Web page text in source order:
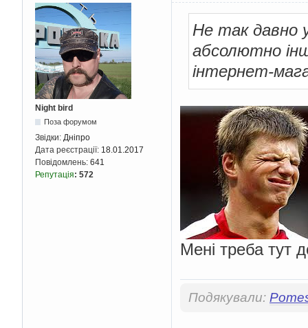
Night bird
Поза форумом
Звідки: Дніпро
Дата реєстрації: 18.01.2017
Повідомлень: 641
Репутація: 572
Не так давно
абсолютно
інтернет-
Мені треба тут
Подякували: